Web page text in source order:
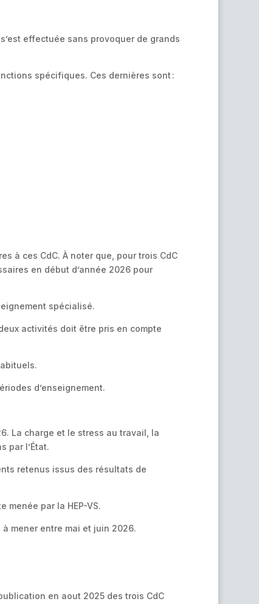
effectuée sans provoquer de grands
spécifiques. Ces dernières sont :
à ces CdC. À noter que, pour trois CdC
en début d’année 2026 pour
spécialisé.
activités doit être pris en compte
d’enseignement.
La charge et le stress au travail, la
par l’État.
retenus issus des résultats de
menée par la HEP-VS.
mener entre mai et juin 2026.
en aout 2025 des trois CdC